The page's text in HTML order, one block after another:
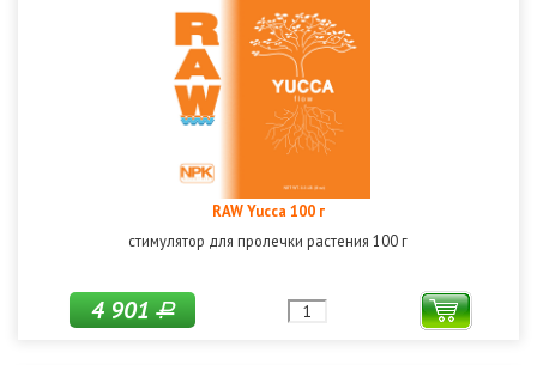
RAW Yucca 100 г
стимулятор для пролечки растения 100 г
4 901Р